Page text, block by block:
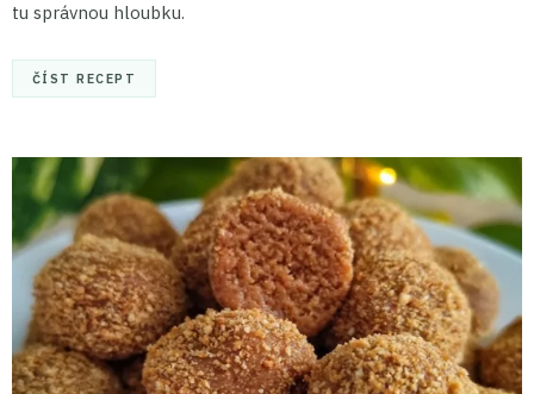
tu správnou hloubku.
ČÍST RECEPT